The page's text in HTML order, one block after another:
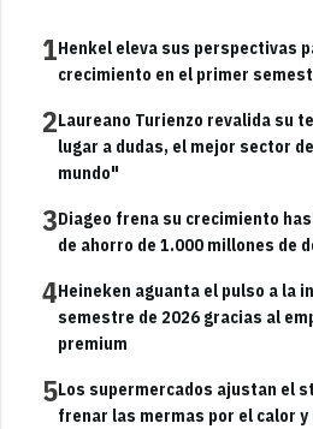
1Henkel eleva sus perspectivas
crecimiento en el primer
2Laureano Turienzo revalida su
lugar a dudas, el mejor sector
mundo"
3Diageo frena su crecimiento
de ahorro de 1.000 millones de
4Heineken aguanta el pulso a la
semestre de 2026 gracias al
premium
5Los supermercados ajustan el
frenar las mermas por el calor y